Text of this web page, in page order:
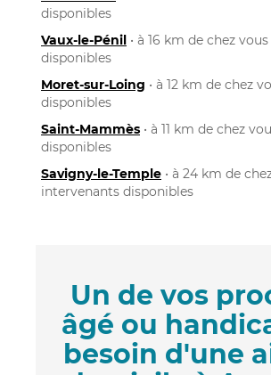
disponibles
Vaux-le-Pénil • à 16 km de chez
disponibles
Moret-sur-Loing • à 12 km de chez
disponibles
Saint-Mammès • à 11 km de chez
disponibles
Savigny-le-Temple • à 24 km de
intervenants disponibles
Un de vos
âgé ou
besoin d'une